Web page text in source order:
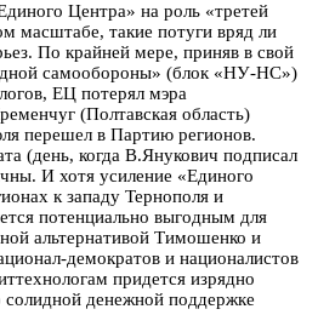
Центра» на роль «третей
масштабе, такие потуги вряд ли
По крайней мере, приняв в свой
самообороны» (блок «НУ-НС»)
ЕЦ потерял мэра
(Полтавская область)
перешел в Партию регионов.
(день, когда В.Янукович подписал
И хотя усиление «Единого
к западу Тернополя и
потенциально выгодным для
альтернативой Тимошенко и
демократов и националистов
придется изрядно
солидной денежной поддержке